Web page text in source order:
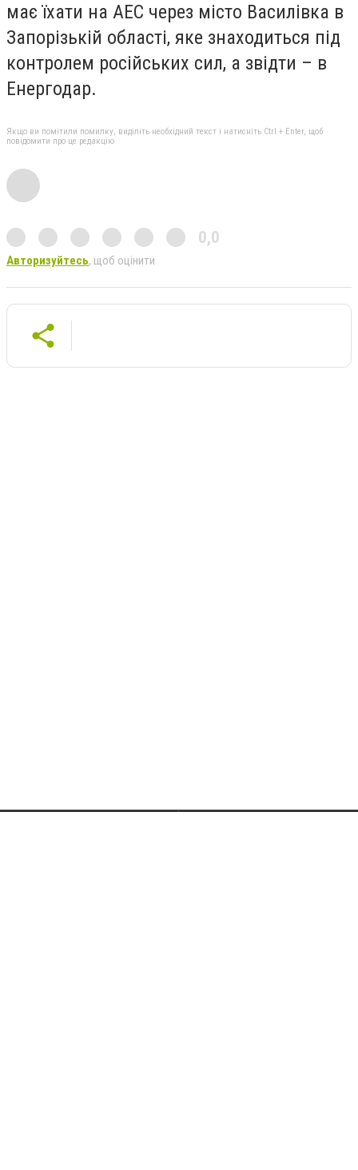
має їхати на АЕС через місто Василівка в
Запорізькій області, яке знаходиться під
контролем російських сил, а звідти – в
Енергодар.
Якщо ви помітили помилку, виділіть необхідний текст і натисніть Ctrl + Enter, щоб
повідомити про це редакцію
0,0
Авторизуйтесь, щоб оцінити